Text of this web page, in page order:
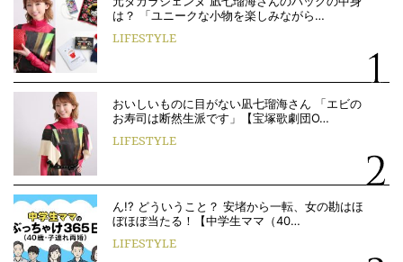
は？ 「ユニークな小物を楽しみながら…
LIFESTYLE
おいしいものに目がない凪七瑠海さん 「エビの
お寿司は断然生派です」【宝塚歌劇団O…
LIFESTYLE
ん!? どういうこと？ 安堵から一転、女の勘はほ
ぼほぼ当たる！【中学生ママ（40…
LIFESTYLE